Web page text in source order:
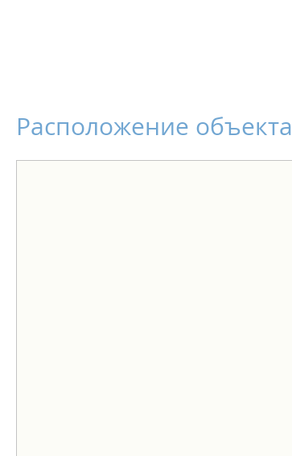
Расположение объекта